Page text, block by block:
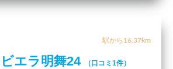
駅から16.37km
エラ明舞24 （口コミ1件）